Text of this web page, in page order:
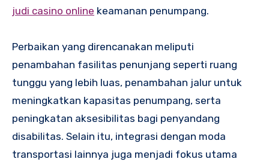
judi casino online keamanan penumpang.
Perbaikan yang direncanakan meliputi
penambahan fasilitas penunjang seperti ruang
tunggu yang lebih luas, penambahan jalur untuk
meningkatkan kapasitas penumpang, serta
peningkatan aksesibilitas bagi penyandang
disabilitas. Selain itu, integrasi dengan moda
transportasi lainnya juga menjadi fokus utama